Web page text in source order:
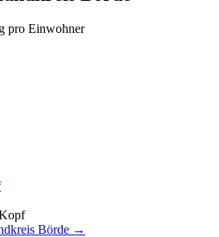
pro Einwohner
Börde →